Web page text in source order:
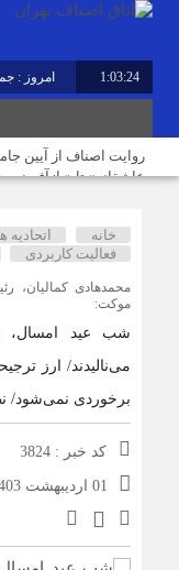
1:03:25 امروز : جمعه, ۱۶
روایت اصناف از آیین
عاشقانه» تا «بازآفرینی
نوسازی صنعت، ارتقای
محیط‌زیست، مسیر
مردم افزایش بی رویه
بی‌گناهیم
کاهش داده است
ضرورت بازنگری در
خانه اتحادیه
فعالیت کاربردی
محمدهادی کمالیان،
موکت:
شب عید امسال،
می‌نالیدند/ ارز
برخوردی نمی‌شود/
کد خبر : 3824
01 اردیبهشت 1403 - 14:24